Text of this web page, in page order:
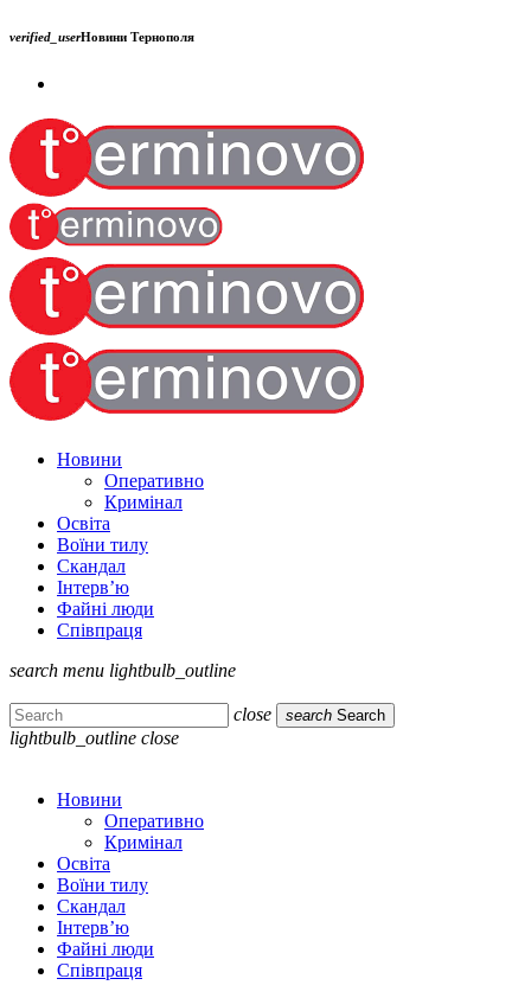
verified_userНовини Тернополя
Новини
Оперативно
Кримінал
Освіта
Воїни тилу
Скандал
Інтерв’ю
Файні люди
Співпраця
search menu lightbulb_outline
close search Search
lightbulb_outline close
Новини
Оперативно
Кримінал
Освіта
Воїни тилу
Скандал
Інтерв’ю
Файні люди
Співпраця